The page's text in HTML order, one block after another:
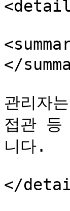
</
관리자
접관 등
니다.
</